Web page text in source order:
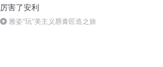
厉害了安利
雅姿“玩”美主义唇膏匠造之旅